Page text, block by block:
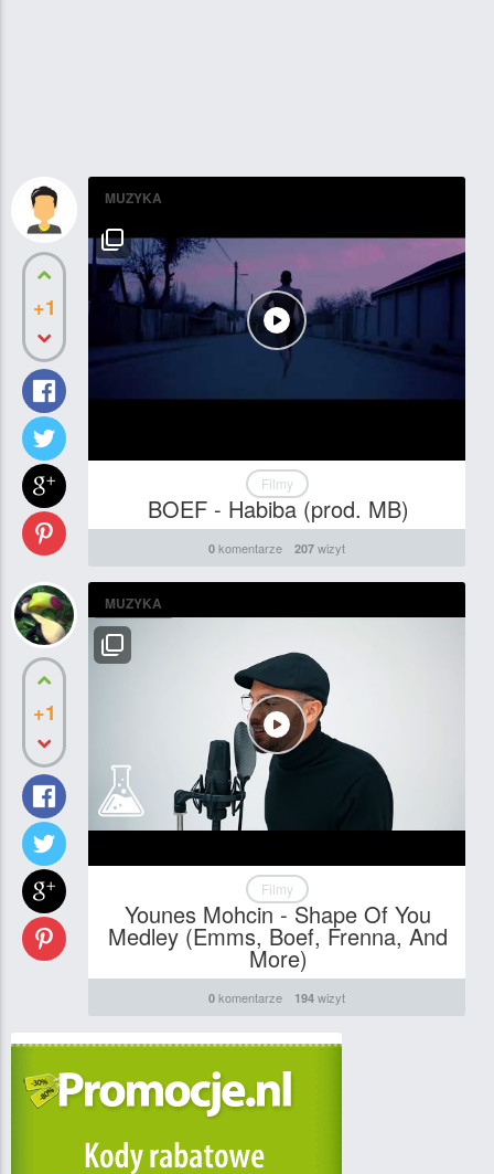
+1
MUZYKA
Filmy
BOEF - Habiba (prod. MB)
0 komentarze 207 wizyt
+1
MUZYKA
Filmy
Younes Mohcin - Shape Of You
Medley (Emms, Boef, Frenna, And
More)
0 komentarze 194 wizyt